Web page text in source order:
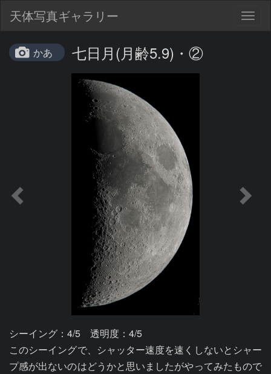
天体写真ギャラリー
かあ 七日月(月齢5.9)・②
シーイング：4/5　透明度：4/5
このシーイングで、シャッター速度を速くしないとシャー
プ感が出ないのはどうかと思いましたがやってみたもので